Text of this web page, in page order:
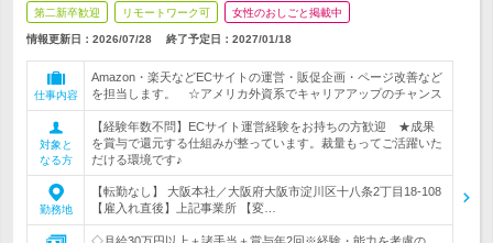
第二新卒歓迎 リモートワーク可 女性のおしごと掲載中
情報更新日：2026/07/28 終了予定日： 2027/01/18
仕事内容
Amazon・楽天などECサイトの運営・販促企画・ページ改善など
を担当します。 ☆アメリカ外資系でキャリアアップのチャンス
対象と
なる方
【経験年数不問】ECサイト運営経験をお持ちの方歓迎 ★成果
を賞与で還元する仕組みが整っています。裁量もってご活躍いた
だける環境です♪
勤務地
【転勤なし】 大阪本社／大阪府大阪市淀川区十八条2丁目18-108
【雇入れ直後】上記事業所 【変…